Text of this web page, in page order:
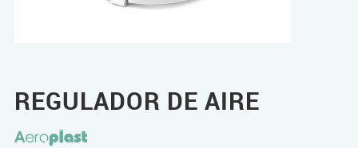
REGULADOR DE AIRE